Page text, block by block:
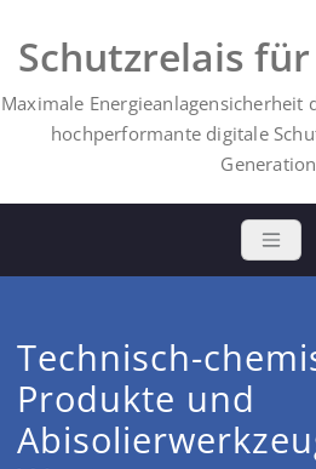
Schutzrelais
Maximale Energieanlagensicherheit
hochperformante digitale
Technisch-
Produkte und